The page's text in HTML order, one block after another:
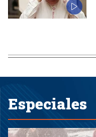
Especiales